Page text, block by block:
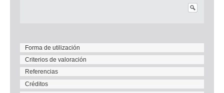
Forma de utilización
Criterios de valoración
Referencias
Créditos